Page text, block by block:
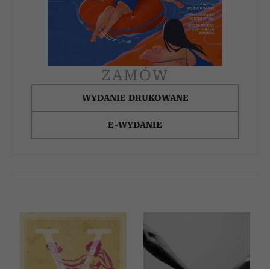
ZAMÓW
WYDANIE DRUKOWANE
E-WYDANIE